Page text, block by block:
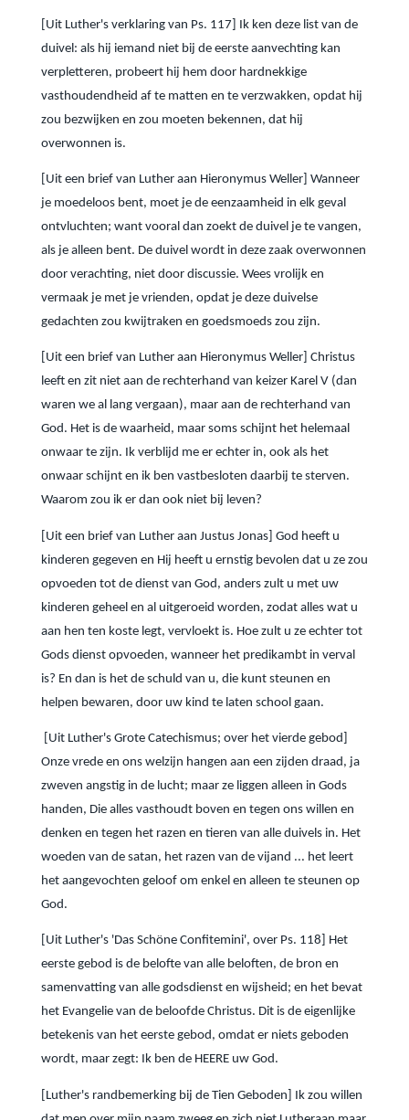
[Uit Luther's verklaring van Ps. 117] Ik ken deze list van de
duivel: als hij iemand niet bij de eerste aanvechting kan
verpletteren, probeert hij hem door hardnekkige
vasthoudendheid af te matten en te verzwakken, opdat hij
zou bezwijken en zou moeten bekennen, dat hij
overwonnen is.
[Uit een brief van Luther aan Hieronymus Weller] Wanneer
je moedeloos bent, moet je de eenzaamheid in elk geval
ontvluchten; want vooral dan zoekt de duivel je te vangen,
als je alleen bent. De duivel wordt in deze zaak overwonnen
door verachting, niet door discussie. Wees vrolijk en
vermaak je met je vrienden, opdat je deze duivelse
gedachten zou kwijtraken en goedsmoeds zou zijn.
[Uit een brief van Luther aan Hieronymus Weller] Christus
leeft en zit niet aan de rechterhand van keizer Karel V (dan
waren we al lang vergaan), maar aan de rechterhand van
God. Het is de waarheid, maar soms schijnt het helemaal
onwaar te zijn. Ik verblijd me er echter in, ook als het
onwaar schijnt en ik ben vastbesloten daarbij te sterven.
Waarom zou ik er dan ook niet bij leven?
[Uit een brief van Luther aan Justus Jonas] God heeft u
kinderen gegeven en Hij heeft u ernstig bevolen dat u ze zou
opvoeden tot de dienst van God, anders zult u met uw
kinderen geheel en al uitgeroeid worden, zodat alles wat u
aan hen ten koste legt, vervloekt is. Hoe zult u ze echter tot
Gods dienst opvoeden, wanneer het predikambt in verval
is? En dan is het de schuld van u, die kunt steunen en
helpen bewaren, door uw kind te laten school gaan.
[Uit Luther's Grote Catechismus; over het vierde gebod]
Onze vrede en ons welzijn hangen aan een zijden draad, ja
zweven angstig in de lucht; maar ze liggen alleen in Gods
handen, Die alles vasthoudt boven en tegen ons willen en
denken en tegen het razen en tieren van alle duivels in. Het
woeden van de satan, het razen van de vijand ... het leert
het aangevochten geloof om enkel en alleen te steunen op
God.
[Uit Luther's 'Das Schöne Confitemini', over Ps. 118] Het
eerste gebod is de belofte van alle beloften, de bron en
samenvatting van alle godsdienst en wijsheid; en het bevat
het Evangelie van de beloofde Christus. Dit is de eigenlijke
betekenis van het eerste gebod, omdat er niets geboden
wordt, maar zegt: Ik ben de HEERE uw God.
[Luther's randbemerking bij de Tien Geboden] Ik zou willen